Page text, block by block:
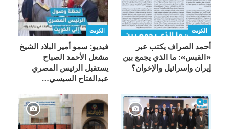
الكويت
أحمد الصراف يكتب عبر
«القبس»: ما الذي يجمع بين
إيران وإسرائيل والإخوان؟
الكويت
فيديو: سمو أمير البلاد الشيخ
مشعل الأحمد الصباح
يستقبل الرئيس المصري
عبدالفتاح السيسي…